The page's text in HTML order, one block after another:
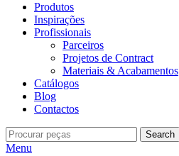
Produtos
Inspirações
Profissionais
Parceiros
Projetos de Contract
Materiais & Acabamentos
Catálogos
Blog
Contactos
Search
Menu